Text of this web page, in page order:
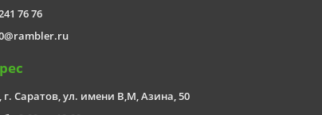
76 76
г. Саратов, ул. имени В,М, Азина, 50